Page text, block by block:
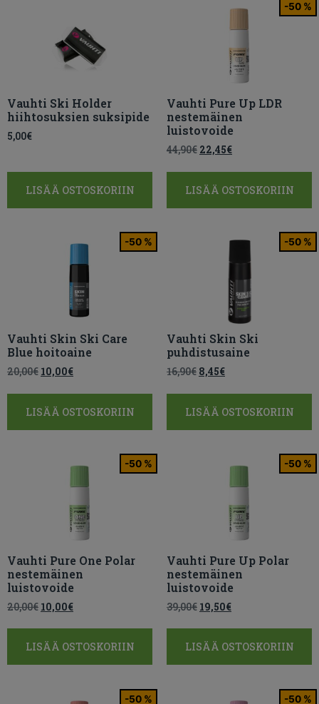
Vauhti Ski Holder
hiihtosuksien suksipide
5,00€
LISÄÄ OSTOSKORIIN
-50 %
Vauhti Pure Up LDR
nestemäinen
luistovoide
44,90€ 22,45€
LISÄÄ OSTOSKORIIN
-50 %
Vauhti Skin Ski Care
Blue hoitoaine
20,00€ 10,00€
LISÄÄ OSTOSKORIIN
-50 %
Vauhti Skin Ski
puhdistusaine
16,90€ 8,45€
LISÄÄ OSTOSKORIIN
-50 %
Vauhti Pure One Polar
nestemäinen
luistovoide
20,00€ 10,00€
LISÄÄ OSTOSKORIIN
-50 %
Vauhti Pure Up Polar
nestemäinen
luistovoide
39,00€ 19,50€
LISÄÄ OSTOSKORIIN
-50 % -50 %